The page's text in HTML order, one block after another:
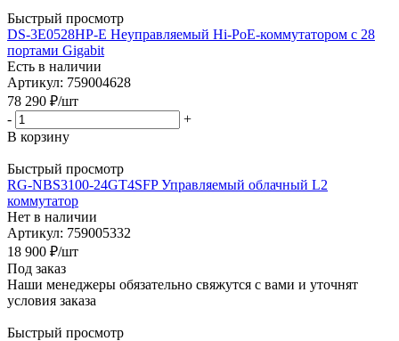
Быстрый просмотр
DS-3E0528HP-E Неуправляемый Hi-PoE-коммутатором с 28
портами Gigabit
Есть в наличии
Артикул: 759004628
78 290 ₽/шт
-
+
В корзину
Быстрый просмотр
RG-NBS3100-24GT4SFP Управляемый облачный L2
коммутатор
Нет в наличии
Артикул: 759005332
18 900 ₽/шт
Под заказ
Наши менеджеры обязательно свяжутся с вами и уточнят
условия заказа
Быстрый просмотр